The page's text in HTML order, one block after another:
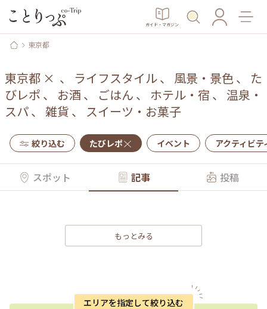
ガイド・マガジン
東京都
東京都 × 、 ライフスタイル、 風景・景色、 た
びレポ 、 お酒 、 ごはん 、 ホテル・宿 、 温泉・
スパ、 雑貨 、 スイーツ・お菓子
絞り込む たびレポ イベント アクティビテ
スポット 記事 投稿
もっとみる
エリアを指定して絞り込む